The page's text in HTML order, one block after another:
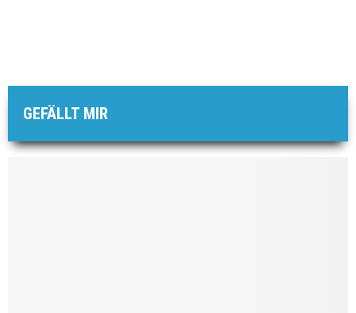
GEFÄLLT MIR